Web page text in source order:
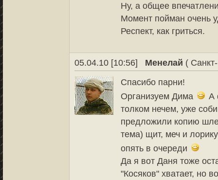
Ну, а общее
Момент пойман очень
Респект, как гриться.
05.04.10 [10:56] Менелай (
Спасибо парни!
Организуем Дима
А
толком нечем, уже
предложили копию
тема) щит, меч и
опять в очереди
Да я вот Даня тоже
"Косяков" хватает, но